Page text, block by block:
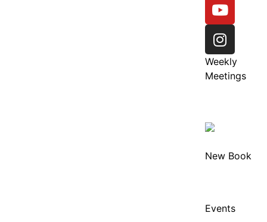
Weekly
Meetings
New Book
Events